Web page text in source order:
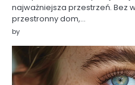
najważniejsza przestrzeń. Bez
przestronny dom,…
by